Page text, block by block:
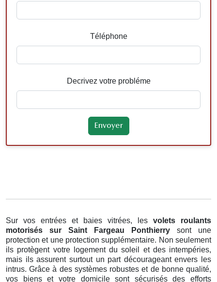
Téléphone
Decrivez votre probléme
Sur vos entrées et baies vitrées, les volets roulants
motorisés
sur Saint Fargeau Ponthierry sont une
protection et une protection supplémentaire. Non seulement
ils protègent votre logement du soleil et des intempéries,
mais ils assurent surtout un part décourageant envers les
intrus. Grâce à des systèmes robustes et de bonne qualité,
vos biens et votre domicile sont sécurisés des efforts